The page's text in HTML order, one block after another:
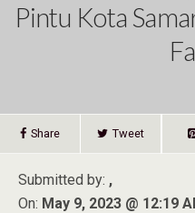
Pintu Kota
Share Tweet
Submitted by: ,
On: May 9, 2023 @ 12:19